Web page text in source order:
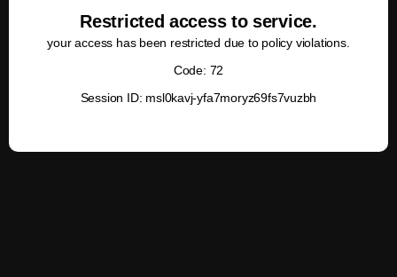
Restricted access to service.
your access has been restricted due to policy violations.
Code: 72
Session ID: msl0kavj-yfa7moryz69fs7vuzbh